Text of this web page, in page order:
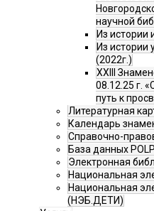
научной
Из истории
Из истории
(2022г.)
XXIII
08.12.25 г.
путь к
Литературная
Календарь
Справочно-
База данных
Электронная
Национальная
Национальная
(НЭБ.ДЕТИ)